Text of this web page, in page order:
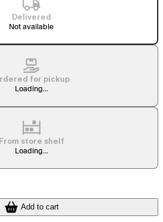
Delivered
Not available
for pickup
Loading...
From store shelf
Loading...
Add to cart